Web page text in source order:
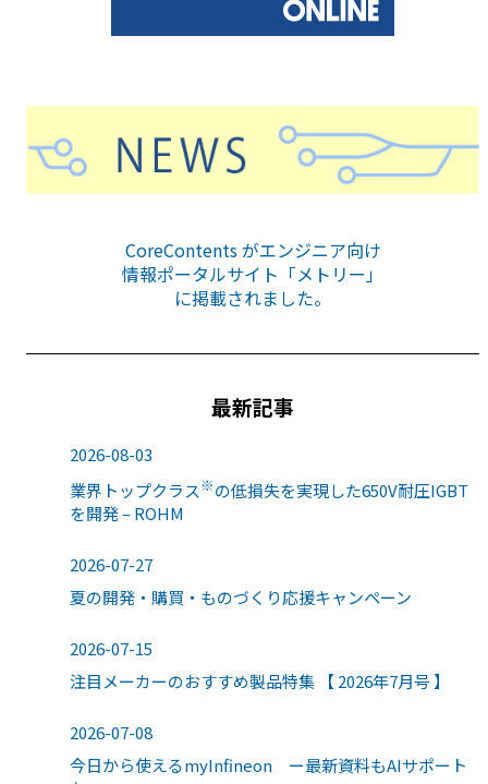
CoreContents がエンジニア向け
情報ポータルサイト「メトリー」
に掲載されました。
最新記事
2026-08-03
業界トップクラス※の低損失を実現した650V耐圧IGBT
を開発 – ROHM
2026-07-27
夏の開発・購買・ものづくり応援キャンペーン
2026-07-15
注目メーカーのおすすめ製品特集 【 2026年7月号 】
2026-07-08
今日から使えるmyInfineon ー最新資料もAIサポート